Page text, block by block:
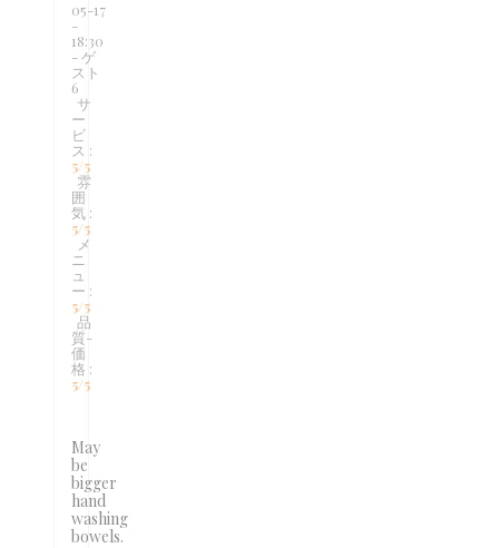
05-17
-
18:30
- ゲ
スト
6
サ
ー
ビ
ス :
5/5
雰
囲
気 :
5/5
メ
ニ
ュ
ー :
5/5
品
質-
価
格 :
5/5
May
be
bigger
hand
washing
bowels.